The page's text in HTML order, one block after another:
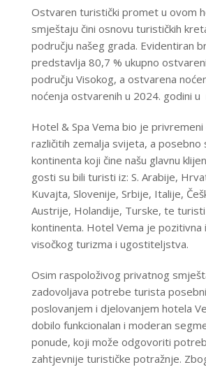
Ostvaren turistički promet u ovom
smještaju čini osnovu turističkih
području našeg grada. Evidentiran
predstavlja 80,7 % ukupno
području Visokog, a ostvarena
noćenja ostvarenih u 2024. godini u
Hotel & Spa Vema bio je
različitih zemalja svijeta, a posebno
kontinenta koji čine našu glavnu
gosti su bili turisti iz: S. Arabije,
Kuvajta, Slovenije, Srbije, Italije,
Austrije, Holandije, Turske, te
kontinenta. Hotel Vema je pozitivna
visočkog turizma i ugostiteljstva.
Osim raspoloživog privatnog
zadovoljava potrebe turista
poslovanjem i djelovanjem hotela
dobilo funkcionalan i moderan
ponude, koji može odgovoriti
zahtjevnije turističke potražnje.